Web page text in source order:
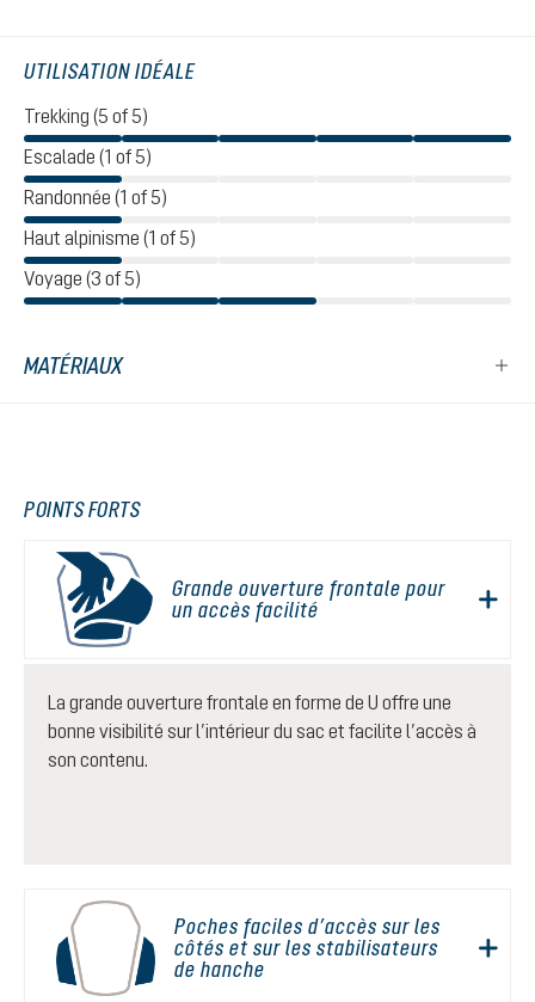
UTILISATION IDÉALE
Trekking (5 of 5)
Escalade (1 of 5)
Randonnée (1 of 5)
Haut alpinisme (1 of 5)
Voyage (3 of 5)
MATÉRIAUX
POINTS FORTS
Grande ouverture frontale pour
un accès facilité
La grande ouverture frontale en forme de U offre une
bonne visibilité sur l’intérieur du sac et facilite l’accès à
son contenu.
Poches faciles d’accès sur les
côtés et sur les stabilisateurs
de hanche